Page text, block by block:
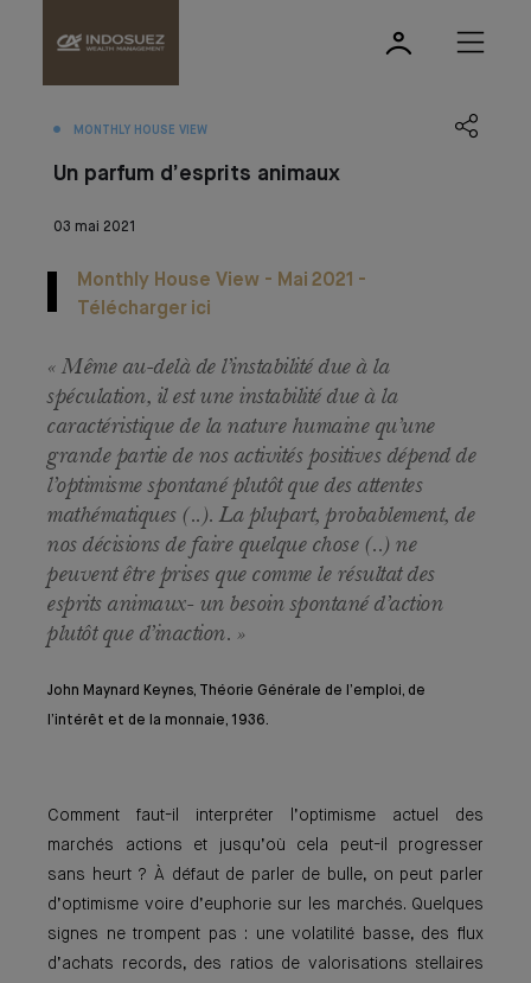
MONTHLY HOUSE VIEW
Un parfum d’esprits animaux
03 mai 2021
Monthly House View - Mai 2021 -
Télécharger ici
« Même au-delà de l’instabilité due à la
spéculation, il est une instabilité due à la
caractéristique de la nature humaine qu’une
grande partie de nos activités positives dépend de
l’optimisme spontané plutôt que des attentes
mathématiques (..). La plupart, probablement, de
nos décisions de faire quelque chose (..) ne
peuvent être prises que comme le résultat des
esprits animaux- un besoin spontané d’action
plutôt que d’inaction. »
John Maynard Keynes, Théorie Générale de l’emploi, de
l’intérêt et de la monnaie, 1936.
Comment faut-il interpréter l’optimisme actuel des
marchés actions et jusqu’où cela peut-il progresser
sans heurt ? À défaut de parler de bulle, on peut parler
d’optimisme voire d’euphorie sur les marchés. Quelques
signes ne trompent pas : une volatilité basse, des flux
d’achats records, des ratios de valorisations stellaires